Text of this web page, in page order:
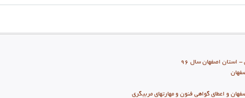
اصفهان سال 96
و اعطای گواهی فنون و مهارتهای مربیگری